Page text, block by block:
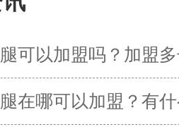
可以加盟吗？加盟
在哪可以加盟？有